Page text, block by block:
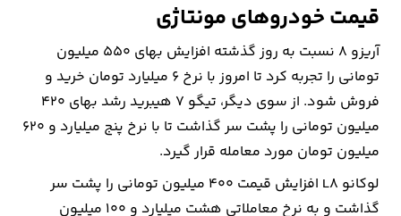
قیمت خودروهای مونتاژی
آریزو 8 نسبت به روز گذشته افزایش بهای 550 میلیون
تومانی را تجربه کرد تا امروز با نرخ 6 میلیارد تومان خرید و
فروش شود. از سوی دیگر، تیگو 7 هیبرید رشد بهای 420
میلیون تومانی را پشت سر گذاشت تا با نرخ پنج میلیارد و 620
میلیون تومان مورد معامله قرار گیرد.
لوکانو L8 افزایش قیمت 400 میلیون تومانی را پشت سر
گذاشت و به نرخ معاملاتی هشت میلیارد و 100 میلیون